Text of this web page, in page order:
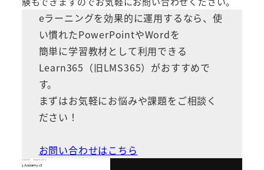
eラーニングを効果的に運用するなら、使
い慣れたPowerPointやWordを
簡単に学習教材として利用できる
Learn365（旧LMS365） がおすすめで
す。
まずはお気軽にお悩みや課題をご相談く
ださい！
お問い合わせはこちら